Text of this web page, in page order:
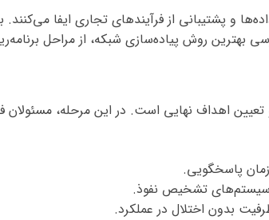
و پشتیبانی از فرآیندهای تجاری ایفا
بهترین روش پیاده‌سازی شبکه، از مراحل
اهداف نهایی است. در این مرحله، مسئولان
زمان پاسخگویی.
تشخیص نفوذ.
بدون اختلال در عملکرد.